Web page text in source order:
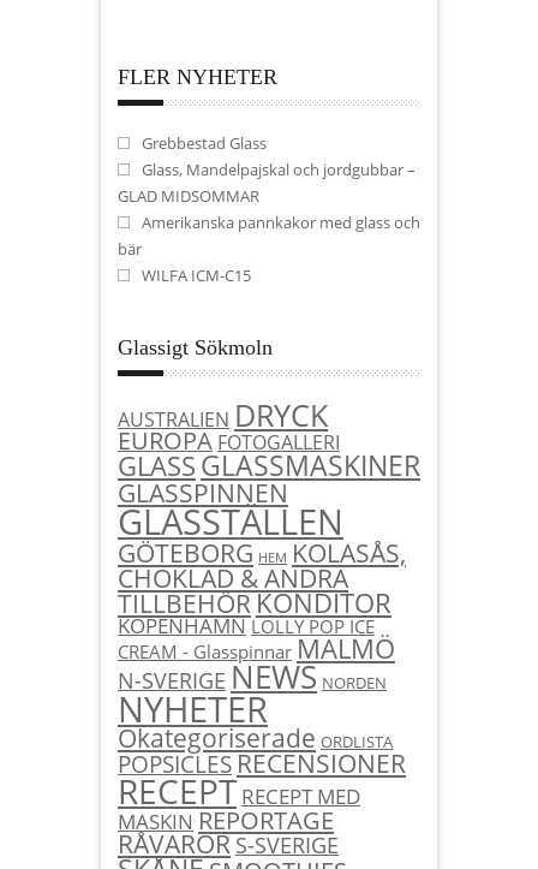
FLER NYHETER
Grebbestad Glass
Glass, Mandelpajskal och jordgubbar –
GLAD MIDSOMMAR
Amerikanska pannkakor med glass och
bär
WILFA ICM-C15
Glassigt Sökmoln
AUSTRALIEN DRYCK
EUROPA FOTOGALLERI
GLASSGLASSMASKINER
GLASSPINNEN
GLASSTÄLLEN
GÖTEBORG HEM KOLASÅS,
CHOKLAD & ANDRA
TILLBEHÖRKONDITOR
KÖPENHAMN LOLLY POP ICE
CREAM - Glasspinnar MALMÖ
N-SVERIGE NEWS NORDEN
NYHETER
Okategoriserade ORDLISTA
POPSICLESRECENSIONER
RECEPT RECEPT MED
MASKIN REPORTAGE
RÅVARORS-SVERIGE